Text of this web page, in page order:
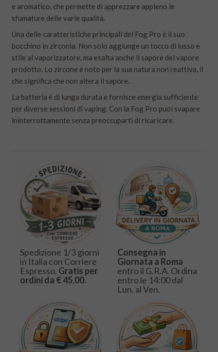
e aromatico, che permette di apprezzare appieno le
sfumature delle varie qualità.
Una delle caratteristiche principali del Fog Pro è il suo
bocchino in zirconia. Non solo aggiunge un tocco di lusso e
stile al vaporizzatore, ma esalta anche il sapore del vapore
prodotto. Lo zircone è noto per la sua natura non reattiva, il
che significa che non altera il sapore.
La batteria è di lunga durata e fornisce energia sufficiente
per diverse sessioni di vaping. Con la Fog Pro puoi svapare
ininterrottamente senza preoccuparti di ricaricare.
Spedizione 1/3 giorni
in Italia con Corriere
Espresso. Gratis per
ordini da € 45,00.
Consegna in
Giornata a Roma
entro il G.R.A. Ordina
entro le 14:00 dal
Lun. al Ven.